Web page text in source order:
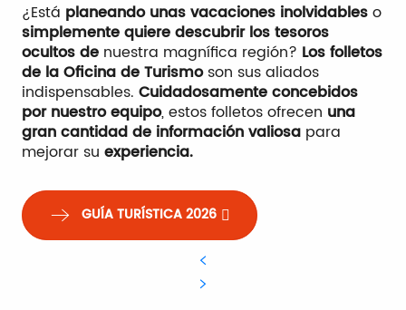
¿Está planeandounas vacaciones inolvidableso
simplemente quiere descubrir los tesoros
ocultos de nuestra magnífica región? Los folletos
de la Oficina de Turismoson sus aliados
indispensables. Cuidadosamente concebidos
por nuestro equipo, estos folletos ofrecen una
gran cantidad de información valiosa para
mejorar su experiencia.
GUÍA TURÍSTICA 2026